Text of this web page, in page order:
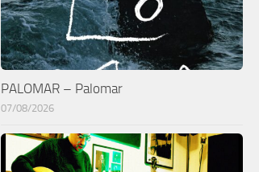
PALOMAR – Palomar
07/08/2026